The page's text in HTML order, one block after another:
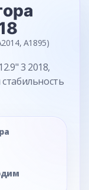
A1895)
3 2018,